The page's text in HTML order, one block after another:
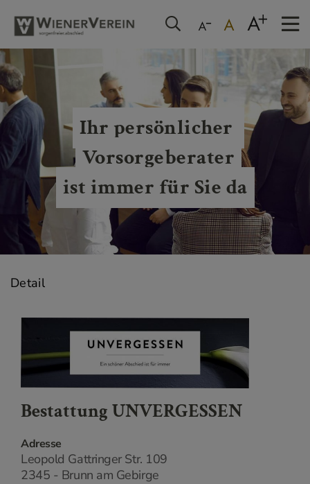
Ihr persönlicher
Vorsorgeberater
ist immer für Sie da
Detail
Bestattung UNVERGESSEN
Adresse
Leopold Gattringer Str. 109
2345 - Brunn am Gebirge